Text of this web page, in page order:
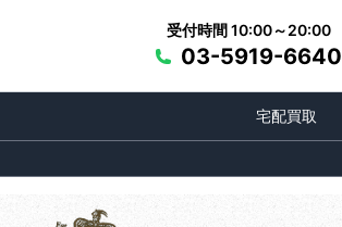
受付時間 10:00～20:00
03-5919-6640
宅配買取